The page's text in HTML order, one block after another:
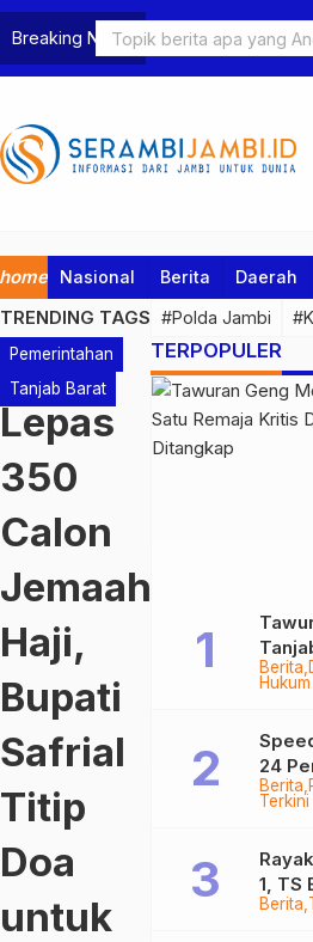
Breaking News
home Nasional Berita Daerah
TRENDING TAGS #Polda Jambi
Pemerintahan
Tanjab Barat
Lepas
350
Calon
Jemaah
Haji,
Bupati
Safrial
Titip
Doa
untuk
TERPOPULER
Berita
Berita
Terkini
24
Berita
1, TS